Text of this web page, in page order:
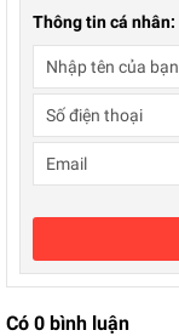
Thông tin cá nhân:
Có 0 bình luận